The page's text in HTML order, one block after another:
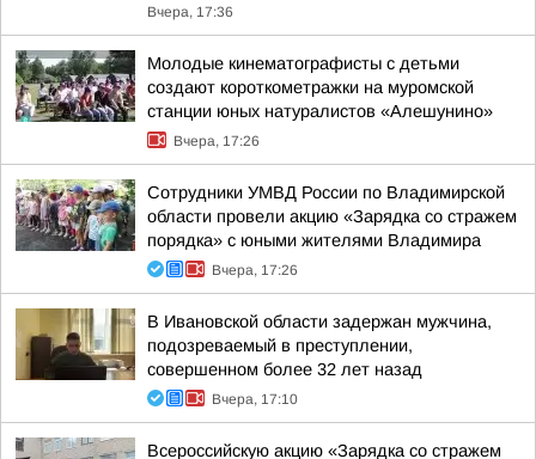
Вчера, 17:36
Молодые кинематографисты с детьми
создают короткометражки на муромской
станции юных натуралистов «Алешунино»
Вчера, 17:26
Сотрудники УМВД России по Владимирской
области провели акцию «Зарядка со стражем
порядка» с юными жителями Владимира
Вчера, 17:26
В Ивановской области задержан мужчина,
подозреваемый в преступлении,
совершенном более 32 лет назад
Вчера, 17:10
Всероссийскую акцию «Зарядка со стражем